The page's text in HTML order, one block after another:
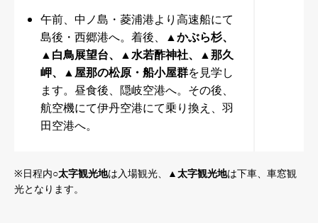
午前、中ノ島・菱浦港より高速船にて
島後・西郷港へ。着後、
▲かぶら杉、
▲白鳥展望台、▲水若酢神社、▲那久
岬、▲屋那の松原・船小屋群を見学し
ます。昼食後、隠岐空港へ。その後、
航空機にて伊丹空港にて乗り換え、羽
田空港へ。
日程内○太字観光地は入場観光、 ▲太字観光地は下車、車窓観
光となります。